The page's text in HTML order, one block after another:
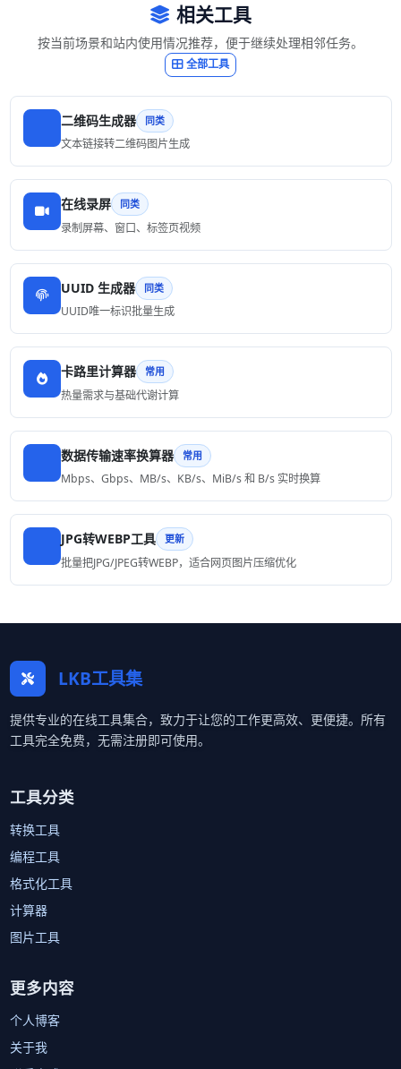
相关工具
按当前场景和站内使用情况推荐，便于继续处理相邻任务。
全部工具
二维码生成器 同类
文本链接转二维码图片生成
在线录屏 同类
录制屏幕、窗口、标签页视频
UUID 生成器 同类
UUID唯一标识批量生成
卡路里计算器 常用
热量需求与基础代谢计算
数据传输速率换算器 常用
Mbps、Gbps、MB/s、KB/s、MiB/s 和 B/s 实时换算
JPG转WEBP工具 更新
批量把JPG/JPEG转WEBP，适合网页图片压缩优化
LKB工具集
提供专业的在线工具集合，致力于让您的工作更高效、更便捷。所有
工具完全免费，无需注册即可使用。
工具分类
转换工具
编程工具
格式化工具
计算器
图片工具
更多内容
个人博客
关于我